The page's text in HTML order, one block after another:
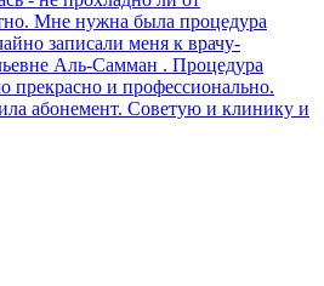
Мне нужна была процедура
записали меня к врачу-
Аль-Самман . Процедура
прекрасно и профессионально.
абонемент. Советую и клинику и